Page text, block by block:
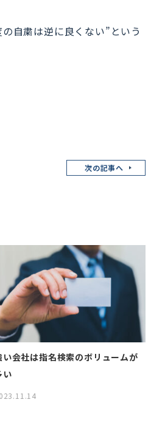
自粛は逆に良くない”という
次の記事へ
い会社は指名検索のボリュームが
い